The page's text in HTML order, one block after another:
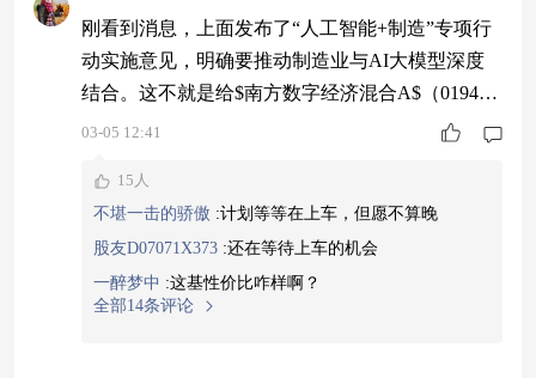
刚看到消息，上面发布了“人工智能+制造”专项行
动实施意见，明确要推动制造业与AI大模型深度
结合。这不就是给$南方数字经济混合A$（01941
0）量身定做的吗？它投的就是这些数智化转型的
有预期的方向最容易起飞。近三个月19%的涨幅，
近一年75%的收益，已经证明了它的实力。在结构
性行情里，就得选这种有硬逻辑支撑的，未来市场
空间大，现在上车还不晚。#下个风口赛
03-05 12:41
15人
不堪一击的骄傲 :计划等等在上车，但愿不算晚
股友D07071X373 :还在等待上车的机会
一醉梦中 :这基性价比咋样啊？
全部14条评论